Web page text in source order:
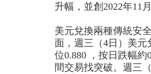
升幅，並創2022年11
美元兌換兩種傳統安
面，週三（4日）美元
位0.880 ，按日跌幅約
間交易找突破。週三